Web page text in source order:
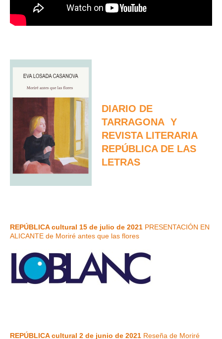
DIARIO DE
TARRAGONA Y
REVISTA LITERARIA
REPÚBLICA DE LAS
LETRAS
REPÚBLICA cultural 15 de julio de 2021 PRESENTACIÓN EN
ALICANTE de Moriré antes que las flores
REPÚBLICA cultural 2 de junio de 2021 Reseña de Moriré